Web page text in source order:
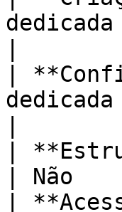
|
|
| Não
|